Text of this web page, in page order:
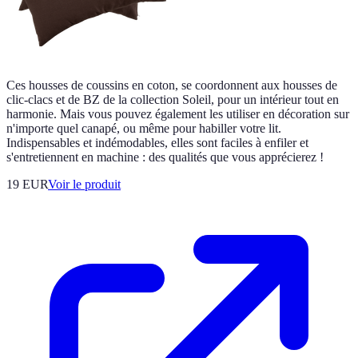
Ces housses de coussins en coton, se coordonnent aux housses de
clic-clacs et de BZ de la collection Soleil, pour un intérieur tout en
harmonie. Mais vous pouvez également les utiliser en décoration sur
n'importe quel canapé, ou même pour habiller votre lit.
Indispensables et indémodables, elles sont faciles à enfiler et
s'entretiennent en machine : des qualités que vous apprécierez !
19 EURVoir le produit